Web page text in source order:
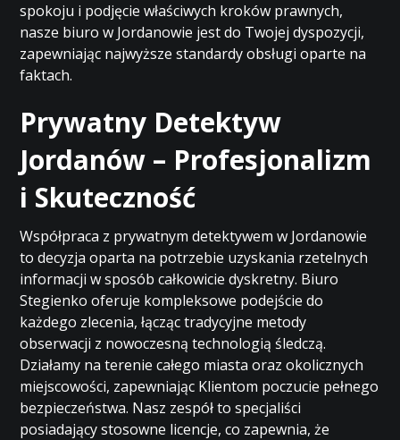
spokoju i podjęcie właściwych kroków prawnych,
nasze biuro w Jordanowie jest do Twojej dyspozycji,
zapewniając najwyższe standardy obsługi oparte na
faktach.
Prywatny Detektyw
Jordanów – Profesjonalizm
i Skuteczność
Współpraca z prywatnym detektywem w Jordanowie
to decyzja oparta na potrzebie uzyskania rzetelnych
informacji w sposób całkowicie dyskretny. Biuro
Stegienko oferuje kompleksowe podejście do
każdego zlecenia, łącząc tradycyjne metody
obserwacji z nowoczesną technologią śledczą.
Działamy na terenie całego miasta oraz okolicznych
miejscowości, zapewniając Klientom poczucie pełnego
bezpieczeństwa. Nasz zespół to specjaliści
posiadający stosowne licencje, co zapewnia, że